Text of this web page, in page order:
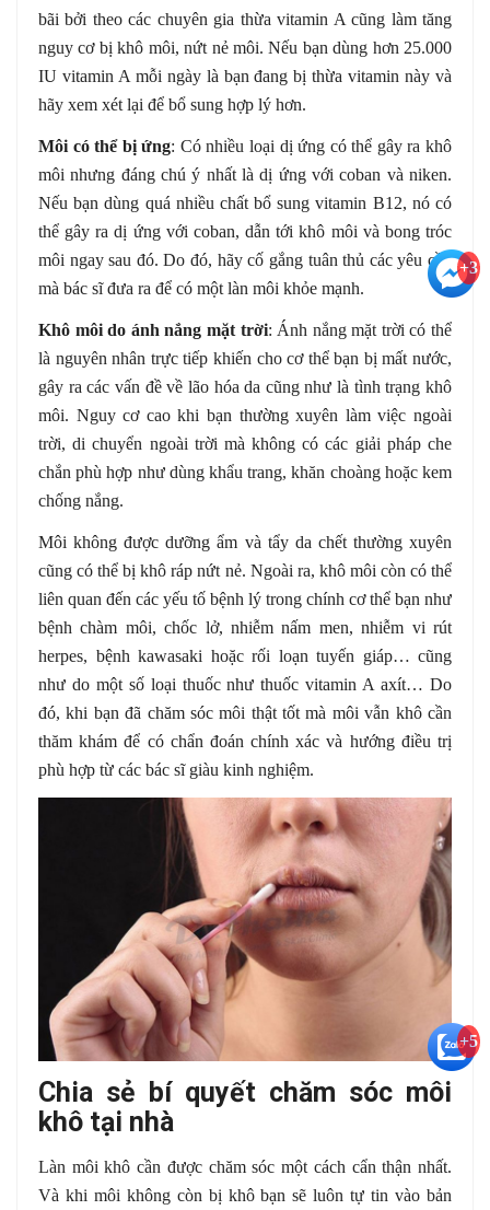
bãi bởi theo các chuyên gia thừa vitamin A cũng làm tăng
nguy cơ bị khô môi, nứt nẻ môi. Nếu bạn dùng hơn 25.000
IU vitamin A mỗi ngày là bạn đang bị thừa vitamin này và
hãy xem xét lại để bổ sung hợp lý hơn.
Môi có thể bị ứng: Có nhiều loại dị ứng có thể gây ra khô
môi nhưng đáng chú ý nhất là dị ứng với coban và niken.
Nếu bạn dùng quá nhiều chất bổ sung vitamin B12, nó có
thể gây ra dị ứng với coban, dẫn tới khô môi và bong tróc
môi ngay sau đó. Do đó, hãy cố gắng tuân thủ các yêu cầu
mà bác sĩ đưa ra để có một làn môi khỏe mạnh.
Khô môi do ánh nắng mặt trời: Ánh nắng mặt trời có thể
là nguyên nhân trực tiếp khiến cho cơ thể bạn bị mất nước,
gây ra các vấn đề về lão hóa da cũng như là tình trạng khô
môi. Nguy cơ cao khi bạn thường xuyên làm việc ngoài
trời, di chuyển ngoài trời mà không có các giải pháp che
chắn phù hợp như dùng khẩu trang, khăn choàng hoặc kem
chống nắng.
Môi không được dưỡng ẩm và tẩy da chết thường xuyên
cũng có thể bị khô ráp nứt nẻ. Ngoài ra, khô môi còn có thể
liên quan đến các yếu tố bệnh lý trong chính cơ thể bạn như
bệnh chàm môi, chốc lở, nhiễm nấm men, nhiễm vi rút
herpes, bệnh kawasaki hoặc rối loạn tuyến giáp… cũng
như do một số loại thuốc như thuốc vitamin A axít… Do
đó, khi bạn đã chăm sóc môi thật tốt mà môi vẫn khô cần
thăm khám để có chẩn đoán chính xác và hướng điều trị
phù hợp từ các bác sĩ giàu kinh nghiệm.
Chia sẻ bí quyết chăm sóc môi
khô tại nhà
Làn môi khô cần được chăm sóc một cách cẩn thận nhất.
Và khi môi không còn bị khô bạn sẽ luôn tự tin vào bản
+3
+5